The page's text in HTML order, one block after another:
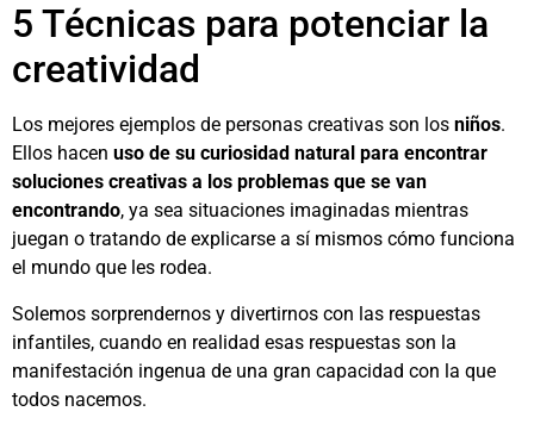
5 Técnicas para potenciar la
creatividad
Los mejores ejemplos de personas creativas son los niños.
Ellos hacen uso de su curiosidad natural para encontrar
soluciones creativas a los problemas que se van
encontrando, ya sea situaciones imaginadas mientras
juegan o tratando de explicarse a sí mismos cómo funciona
el mundo que les rodea.
Solemos sorprendernos y divertirnos con las respuestas
infantiles, cuando en realidad esas respuestas son la
manifestación ingenua de una gran capacidad con la que
todos nacemos.